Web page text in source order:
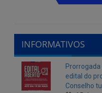
INFORMATIVOS
Conselho
15 de
Abertas as